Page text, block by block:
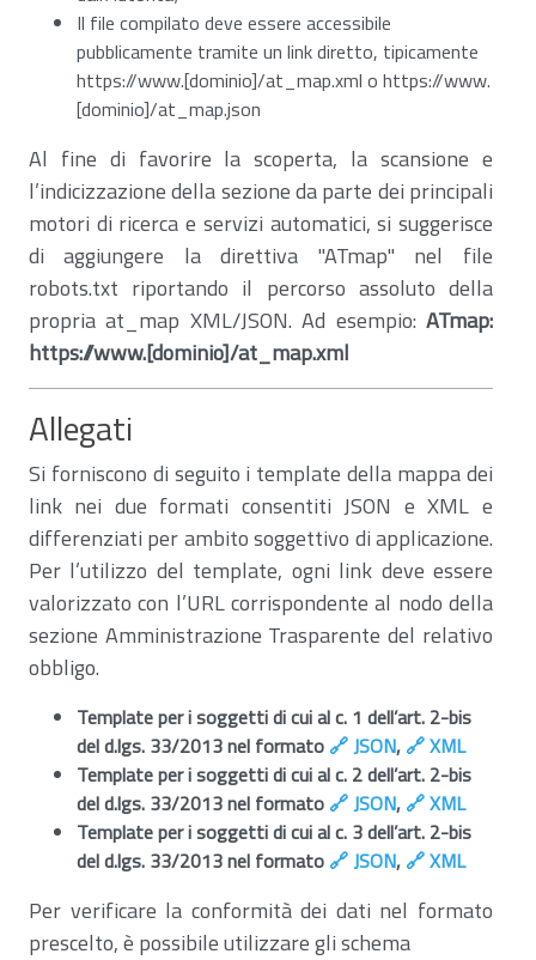
Il file compilato deve essere accessibile
pubblicamente tramite un link diretto, tipicamente
https://www.[dominio]/at_map.xml o https://www.
[dominio]/at_map.json
Al fine di favorire la scoperta, la scansione e
l’indicizzazione della sezione da parte dei principali
motori di ricerca e servizi automatici, si suggerisce
di aggiungere la direttiva "ATmap" nel file
robots.txt riportando il percorso assoluto della
propria at_map XML/JSON. Ad esempio: ATmap:
https://www.[dominio]/at_map.xml
Allegati
Si forniscono di seguito i template della mappa dei
link nei due formati consentiti JSON e XML e
differenziati per ambito soggettivo di applicazione.
Per l’utilizzo del template, ogni link deve essere
valorizzato con l’URL corrispondente al nodo della
sezione Amministrazione Trasparente del relativo
obbligo.
Template per i soggetti di cui al c. 1 dell’art. 2-bis
del d.lgs. 33/2013 nel formato 🔗 JSON, 🔗 XML
Template per i soggetti di cui al c. 2 dell’art. 2-bis
del d.lgs. 33/2013 nel formato 🔗 JSON, 🔗 XML
Template per i soggetti di cui al c. 3 dell’art. 2-bis
del d.lgs. 33/2013 nel formato 🔗 JSON, 🔗 XML
Per verificare la conformità dei dati nel formato
prescelto, è possibile utilizzare gli schema